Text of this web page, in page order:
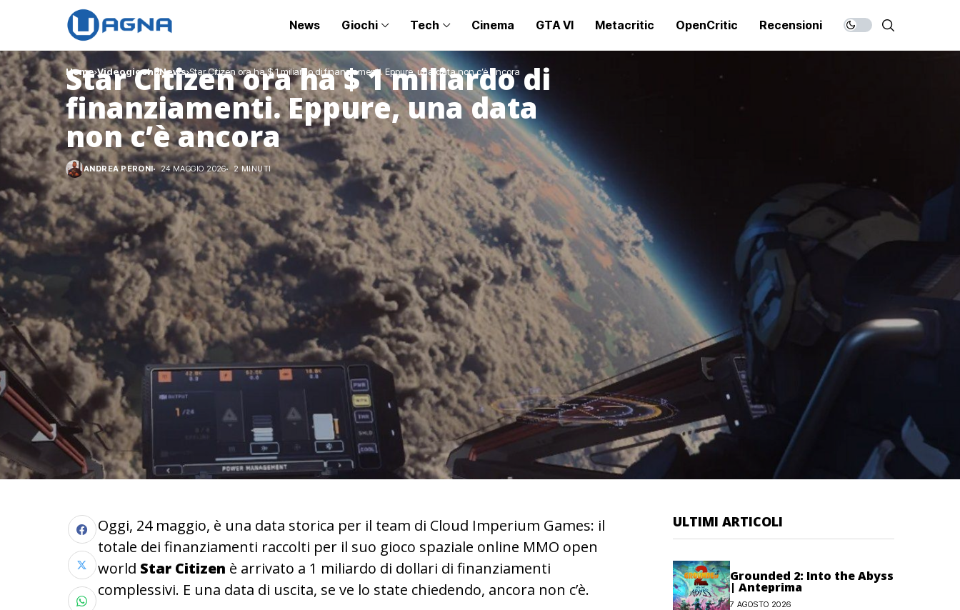
News Giochi Tech Cinema GTA VI Metacritic OpenCritic Recensioni
Home Videogiochi News Star Citizen ora ha $ 1 miliardo di finanziamenti. Eppure, una data non c’è ancora
Star Citizen ora ha $ 1 miliardo di
finanziamenti. Eppure, una data
non c’è ancora
ANDREA PERONI 24 MAGGIO 2026 2 MINUTI
Oggi, 24 maggio, è una data storica per il team di Cloud Imperium Games: il
totale dei finanziamenti raccolti per il suo gioco spaziale online MMO open
world Star Citizen è arrivato a 1 miliardo di dollari di finanziamenti
complessivi. E una data di uscita, se ve lo state chiedendo, ancora non c’è.
ULTIMI ARTICOLI
Grounded 2: Into the Abyss
| Anteprima
7 AGOSTO 2026